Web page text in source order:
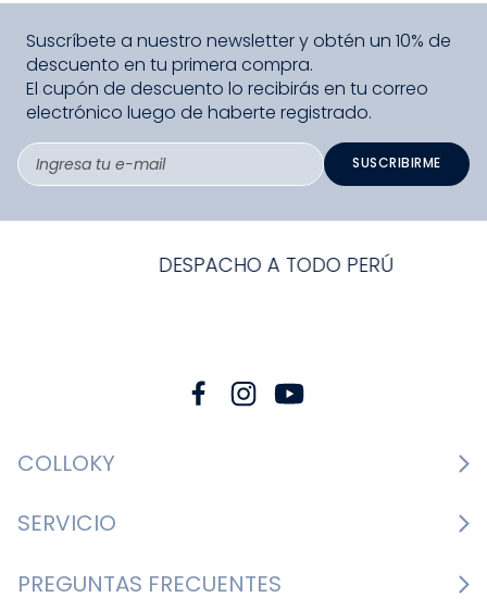
Suscríbete a nuestro newsletter y obtén un 10% de
descuento en tu primera compra.
El cupón de descuento lo recibirás en tu correo
electrónico luego de haberte registrado.
SUSCRIBIRME
DESPACHO A TODO PERÚ
COLLOKY
Guía de tallas Accesorios
SERVICIO
PREGUNTAS FRECUENTES